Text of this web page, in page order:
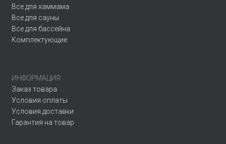
Все для хаммама
Все для сауны
Все для бассейна
Комплектующие
ИНФОРМАЦИЯ
Заказ товара
Условия оплаты
Условия доставки
Гарантия на товар